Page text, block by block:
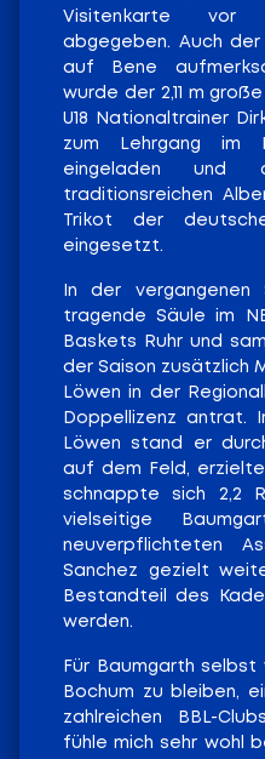
Visitenkarte vor
abgegeben. Auch
auf Bene
wurde der 2,11 m
U18 Nationaltrainer
zum Lehrgang im
eingeladen und
traditionsreichen
Trikot der
eingesetzt.
In der vergangenen
tragende Säule im
Baskets Ruhr und
der Saison zusätzlich
Löwen in der
Doppellizenz antrat.
Löwen stand er
auf dem Feld,
schnappte sich 2,2
vielseitige
neuverpflichteten
Sanchez gezielt
Bestandteil des
werden.
Für Baumgarth selbst
Bochum zu bleiben,
zahlreichen BBL-
fühle mich sehr wohl